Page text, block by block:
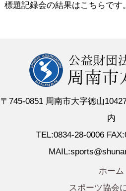
標題記録会の結果はこちらです
〒745-0851 周南市大字徳山
内
TEL:0834-28-0006
ホーム
スポーツ協会